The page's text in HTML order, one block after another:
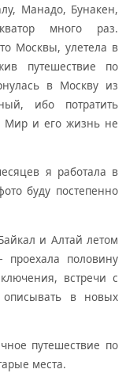
Манадо, Бунакен,
много раз.
Москвы, улетела в
путешествие по
в Москву из
ибо потратить
Мир и его жизнь не
я работала в
буду постепенно
и Алтай летом
половину
встречи с
в новых
путешествие по
места.